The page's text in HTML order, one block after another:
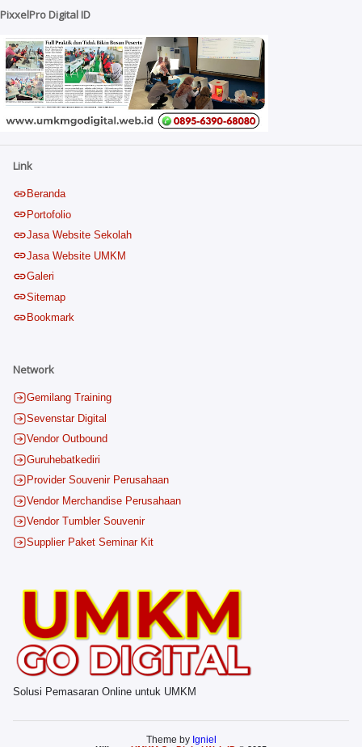
PixxelPro Digital ID
Link
Beranda
Portofolio
Jasa Website Sekolah
Jasa Website UMKM
Galeri
Sitemap
Bookmark
Network
Gemilang Training
Sevenstar Digital
Vendor Outbound
Guruhebatkediri
Provider Souvenir Perusahaan
Vendor Merchandise Perusahaan
Vendor Tumbler Souvenir
Supplier Paket Seminar Kit
Solusi Pemasaran Online untuk UMKM
Theme by Igniel